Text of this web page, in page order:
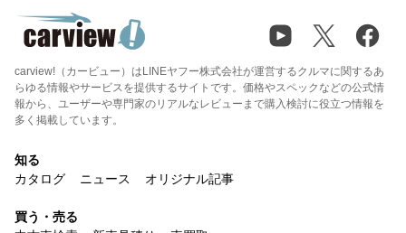
carview!（カービュー）はLINEヤフー株式会社が運営するクルマに関するあ
らゆる情報やサービスを提供するサイトです。価格やスペックなどの公式情
報から、ユーザーや専門家のリアルなレビューまで購入検討に役立つ情報を
多く掲載しています。
知る
カタログ
ニュース オリジナル記事
買う・売る